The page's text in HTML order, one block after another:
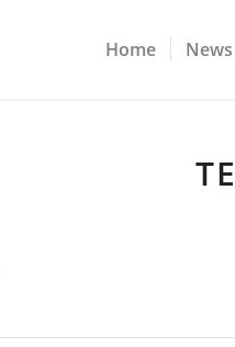
Home News